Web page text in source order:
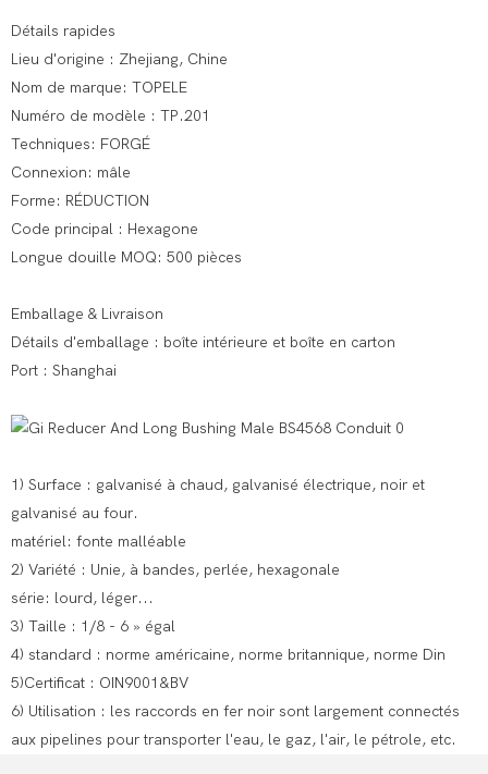
Détails rapides
Lieu d'origine : Zhejiang, Chine
Nom de marque: TOPELE
Numéro de modèle : TP.201
Techniques: FORGÉ
Connexion: mâle
Forme: RÉDUCTION
Code principal : Hexagone
Longue douille MOQ: 500 pièces
Emballage & Livraison
Détails d'emballage : boîte intérieure et boîte en carton
Port : Shanghai
1) Surface : galvanisé à chaud, galvanisé électrique, noir et
galvanisé au four.
matériel: fonte malléable
2) Variété : Unie, à bandes, perlée, hexagonale
série: lourd, léger...
3) Taille : 1/8 - 6 » égal
4) standard : norme américaine, norme britannique, norme Din
5)Certificat : OIN9001&BV
6) Utilisation : les raccords en fer noir sont largement connectés
aux pipelines pour transporter l'eau, le gaz, l'air, le pétrole, etc.